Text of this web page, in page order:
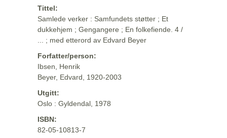
Tittel:
Samlede verker : Samfundets støtter ; Et
dukkehjem ; Gengangere ; En folkefiende. 4 /
... ; med etterord av Edvard Beyer
Forfatter/person:
Ibsen, Henrik
Beyer, Edvard, 1920-2003
Utgitt:
Oslo : Gyldendal, 1978
ISBN:
82-05-10813-7